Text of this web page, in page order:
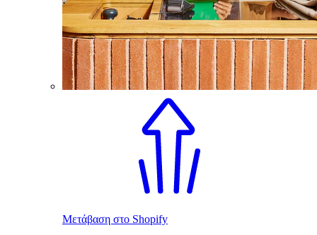
Μετάβαση στο Shopify